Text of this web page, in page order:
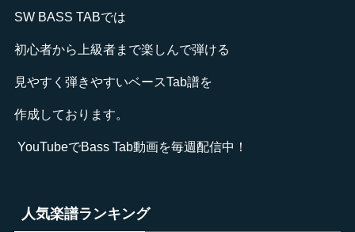
分
類
索
SW BASS TABでは
初心者から上級者まで楽しんで弾ける
見やすく弾きやすいベースTab譜を
作成しております。
YouTubeでBass Tab動画を毎週配信中！
人気楽譜ランキング